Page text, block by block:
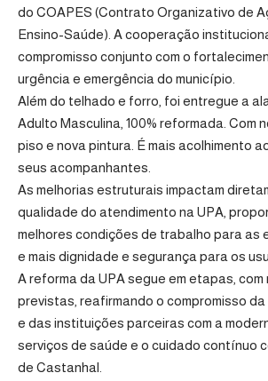
do COAPES (Contrato Organizativo de
Ensino-Saúde). A cooperação
compromisso conjunto com o
urgência e emergência do município.
Além do telhado e forro, foi entregue a
Adulto Masculina, 100% reformada. Com
piso e nova pintura. É mais acolhimento
seus acompanhantes.
As melhorias estruturais impactam
qualidade do atendimento na UPA,
melhores condições de trabalho para as
e mais dignidade e segurança para os
A reforma da UPA segue em etapas,
previstas, reafirmando o compromisso
e das instituições parceiras com a
serviços de saúde e o cuidado contínuo
de Castanhal.